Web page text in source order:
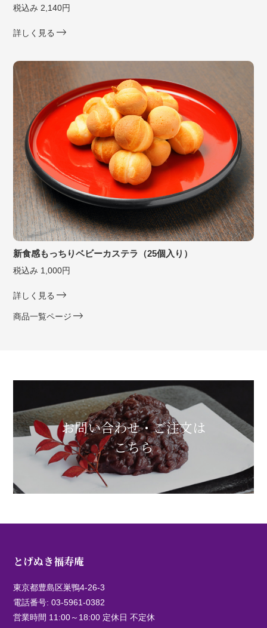
税込み 2,140円
詳しく見る
新食感もっちりベビーカステラ（25個入り）
税込み 1,000円
詳しく見る
商品一覧ページ
お問い合わせ・ご注文は
こちら
とげぬき福寿庵
東京都豊島区巣鴨4-26-3
電話番号:03-5961-0382
営業時間 11:00～18:00 定休日 不定休